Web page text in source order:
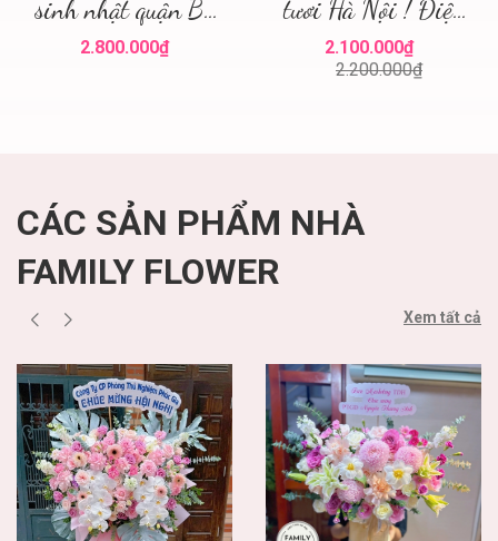
sinh nhật quận Ba
Đình ! Hoa sinh
2.800.000₫
tươi Hà Nội ! Điện
hoa Hà Nội ! Mua
hoa tươi
2.100.000₫
2.200.000₫
CÁC SẢN PHẨM NHÀ
FAMILY FLOWER
Xem tất cả